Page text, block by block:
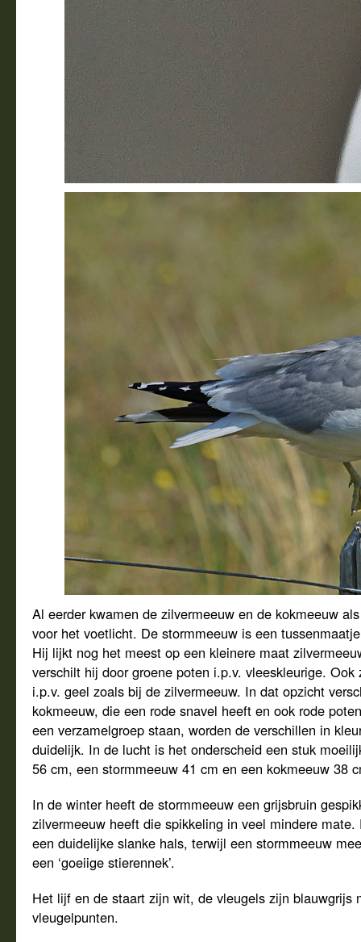
Al eerder kwamen de zilvermeeuw en de kokmeeuw
voor het voetlicht. De stormmeeuw is een
Hij lijkt nog het meest op een kleinere maat
verschilt hij door groene poten i.p.v. vleeskleurige.
i.p.v. geel zoals bij de zilvermeeuw. In dat opzicht
kokmeeuw, die een rode snavel heeft en ook rode
een verzamelgroep staan, worden de verschillen in
duidelijk. In de lucht is het onderscheid een stuk
56 cm, een stormmeeuw 41 cm en een kokmeeuw 38
In de winter heeft de stormmeeuw een grijsbruin
zilvermeeuw heeft die spikkeling in veel mindere
een duidelijke slanke hals, terwijl een stormmeeuw
een ‘goeiige stierennek’.
Het lijf en de staart zijn wit, de vleugels zijn blauwgrijs
vleugelpunten.